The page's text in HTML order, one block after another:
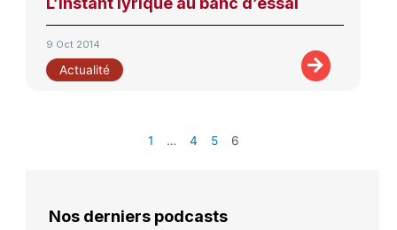
9 Oct 2014
Actualité
1 … 4 5 6
Nos derniers podcasts